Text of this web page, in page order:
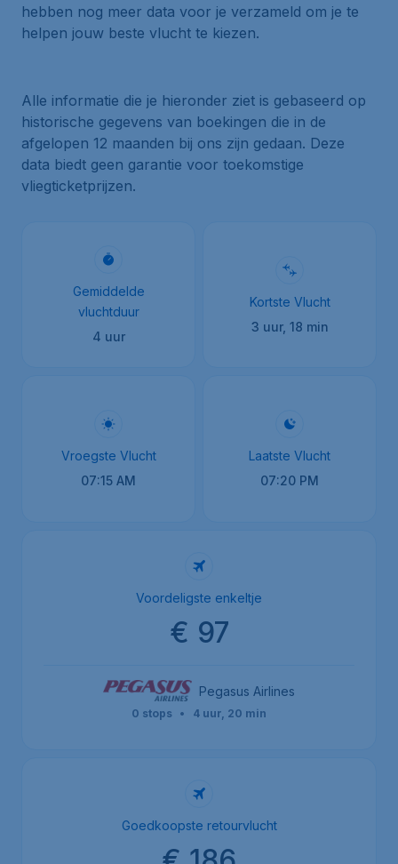
hebben nog meer data voor je verzameld om je te
helpen jouw beste vlucht te kiezen.
Alle informatie die je hieronder ziet is gebaseerd op
historische gegevens van boekingen die in de
afgelopen 12 maanden bij ons zijn gedaan. Deze
data biedt geen garantie voor toekomstige
vliegticketprijzen.
Gemiddelde
vluchtduur
4 uur
Kortste Vlucht
3 uur, 18 min
Vroegste Vlucht
07:15 AM
Laatste Vlucht
07:20 PM
Voordeligste enkeltje
€ 97
Pegasus Airlines
0 stops • 4 uur, 20 min
Goedkoopste retourvlucht